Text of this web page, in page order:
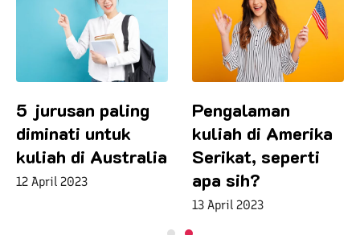
5 jurusan paling
diminati untuk
kuliah di Australia
12 April 2023
Pengalaman
kuliah di Amerika
Serikat, seperti
apa sih?
13 April 2023